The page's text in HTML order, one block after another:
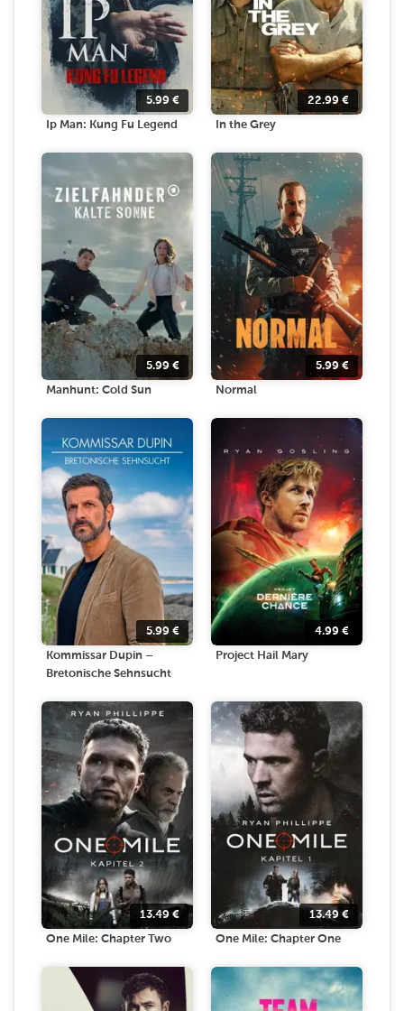
5.99 €
Ip Man: Kung Fu Legend
22.99 €
In the Grey
5.99 €
Manhunt: Cold Sun
5.99 €
Normal
5.99 €
Kommissar Dupin –
Bretonische Sehnsucht
4.99 €
Project Hail Mary
13.49 €
One Mile: Chapter Two
13.49 €
One Mile: Chapter One